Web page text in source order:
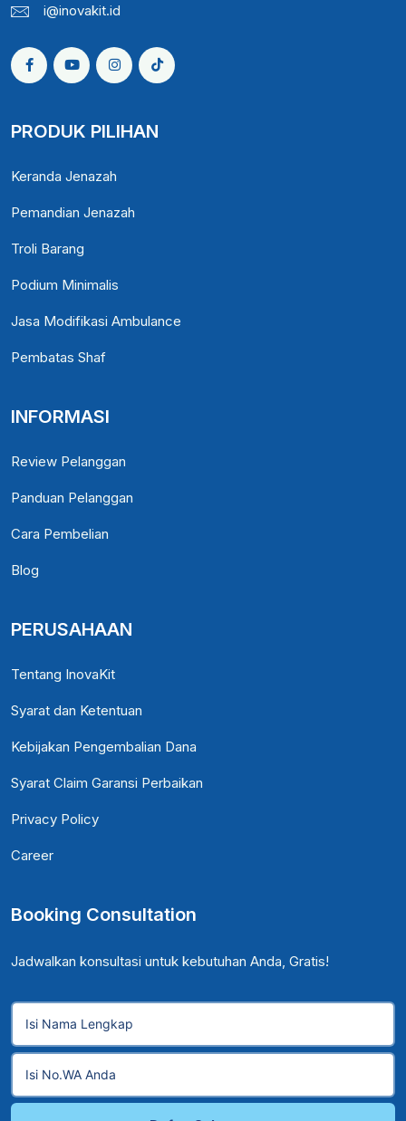
i@inovakit.id
PRODUK PILIHAN
Keranda Jenazah
Pemandian Jenazah
Troli Barang
Podium Minimalis
Jasa Modifikasi Ambulance
Pembatas Shaf
INFORMASI
Review Pelanggan
Panduan Pelanggan
Cara Pembelian
Blog
PERUSAHAAN
Tentang InovaKit
Syarat dan Ketentuan
Kebijakan Pengembalian Dana
Syarat Claim Garansi Perbaikan
Privacy Policy
Career
Booking Consultation
Jadwalkan konsultasi untuk kebutuhan Anda, Gratis!